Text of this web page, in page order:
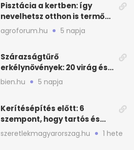
Pisztácia a kertben: így
nevelhetsz otthon is termő
növényt
agroforum.hu 5 napja
Szárazságtűrő
erkélynövények: 20 virág és
cserje a forró nyárra
bien.hu 5 napja
Kerítésépítés előtt: 6
szempont, hogy tartós és
praktikus legyen
szeretlekmagyarorszag.hu 1 hete